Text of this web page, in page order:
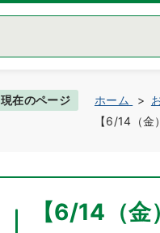
現在のページ ホーム
【6/14（
【6/14（